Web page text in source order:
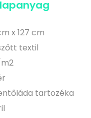
x 127 cm
textil
tartozéka